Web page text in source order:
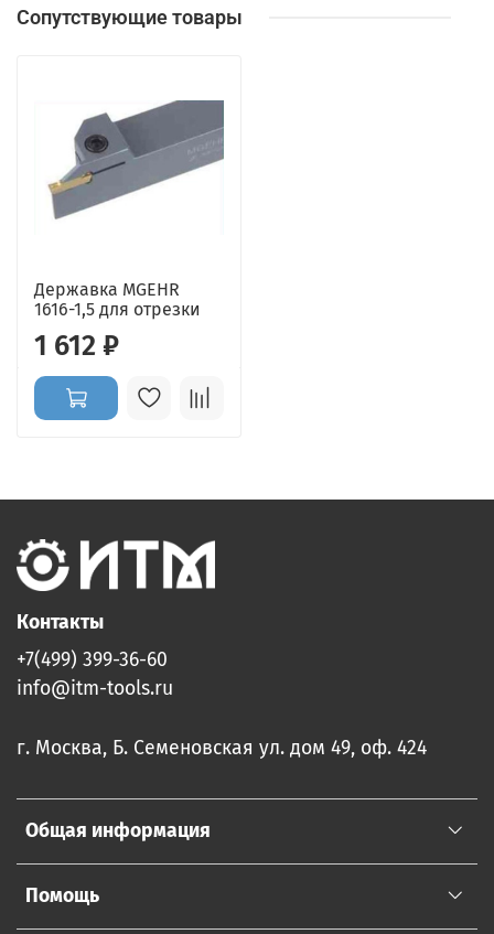
Сопутствующие товары
Державка MGEHR
1616-1,5 для отрезки
1 612 ₽
Общая информация
Помощь
Контакты
+7(499) 399-36-60
info@itm-tools.ru
г. Москва, Б. Семеновская ул. дом 49, оф. 424